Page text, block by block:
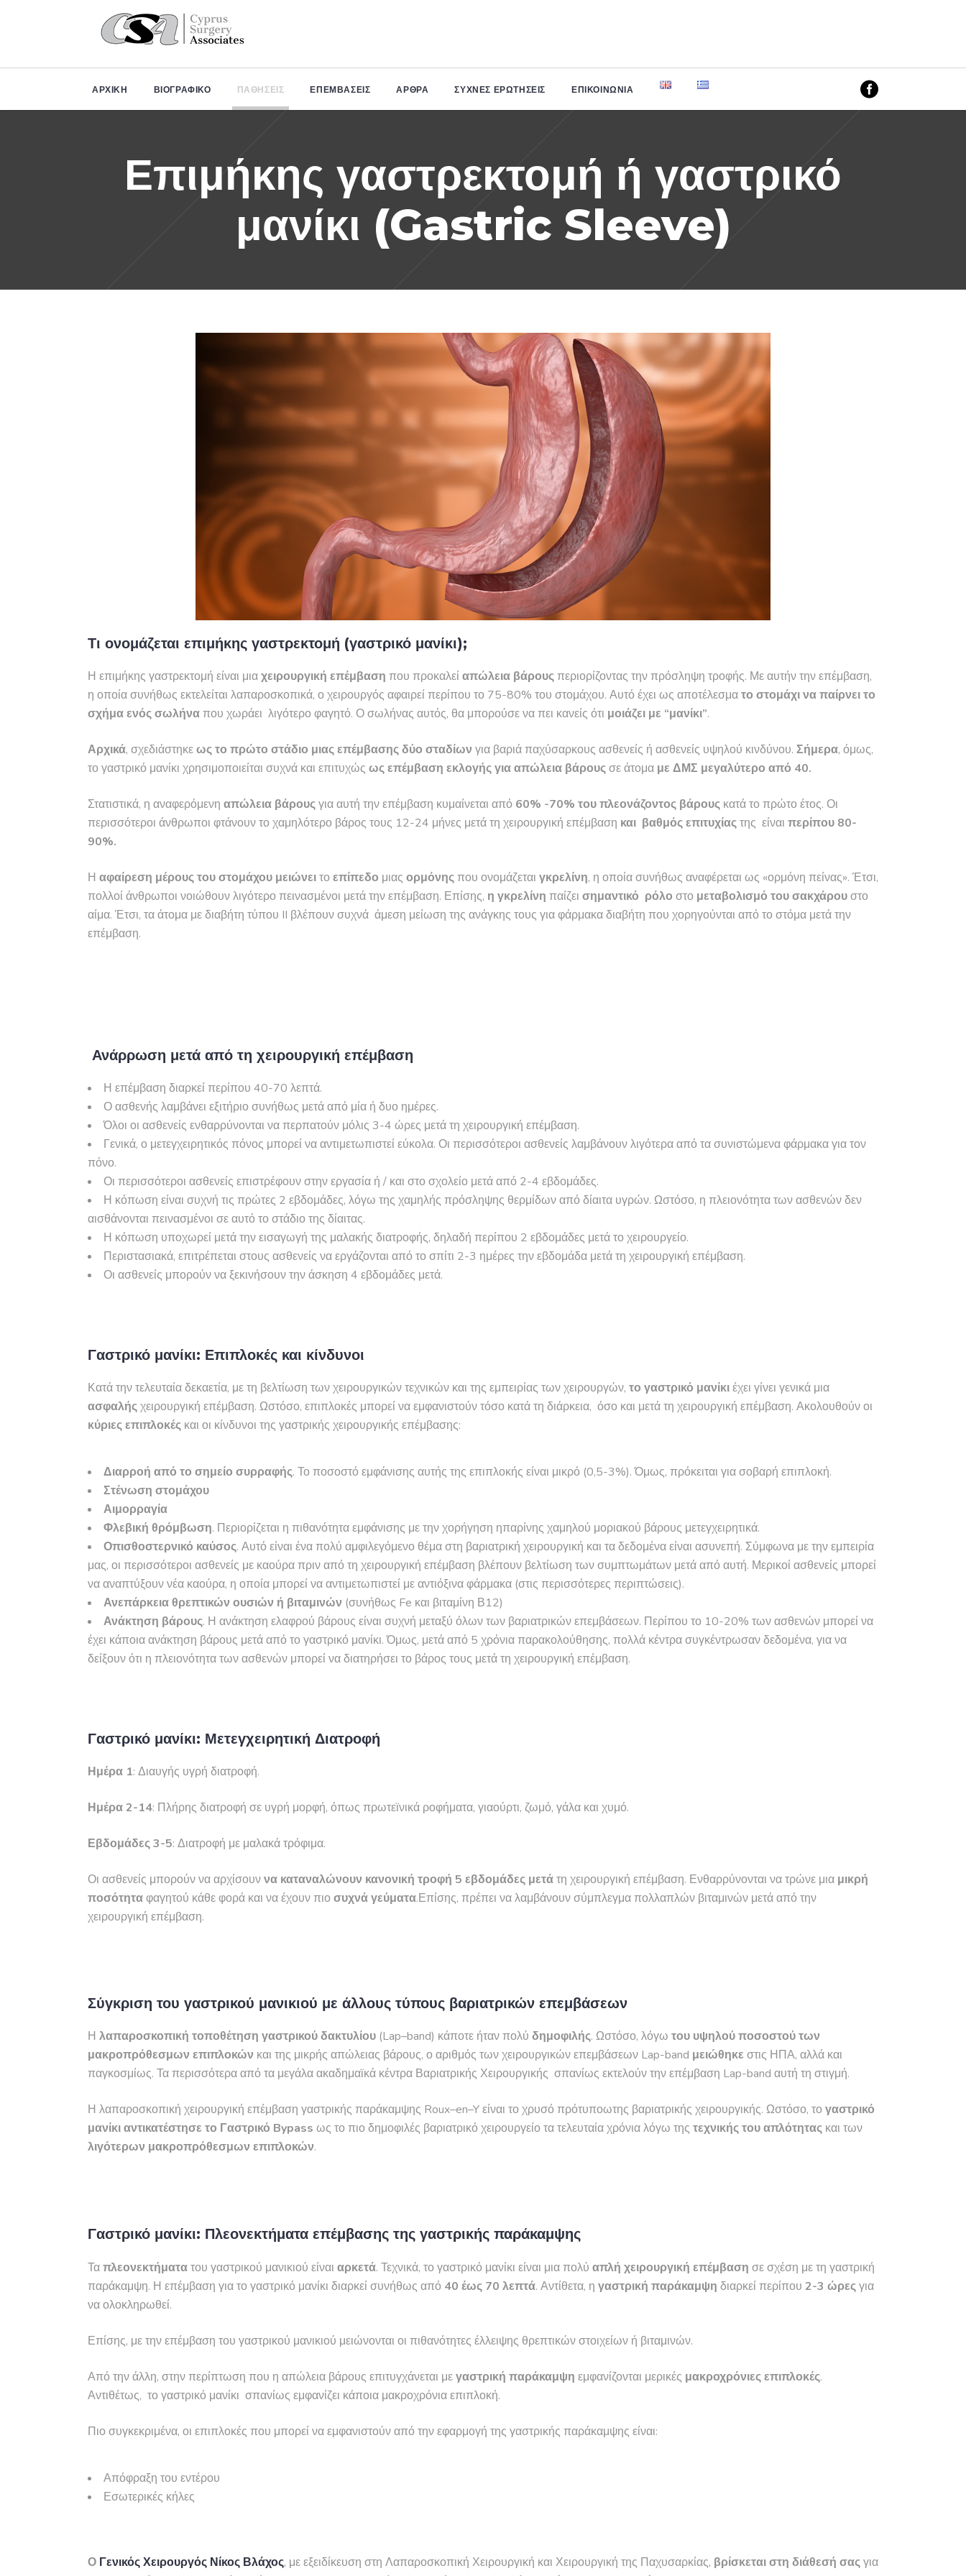
Θεοδώρου Ποταμιάνου 50, Κάτω
ΑΡΧΙΚΗ ΒΙΟΓΡΑΦΙΚΟ ΠΑΘΗΣΕΙΣ ΕΠΕΜΒΑΣΕΙΣ ΆΡΘΡΑ ΣΥΧΝΕΣ ΕΡΩΤΗΣΕΙΣ ΕΠΙΚΟΙΝΩΝΙΑ
Επιμήκης γαστρεκτομή ή γαστρικό
μανίκι (Gastric Sleeve)
Τι ονομάζεται επιμήκης γαστρεκτομή (γαστρικό μανίκι);
Η επιμήκης γαστρεκτομή είναι μιαχειρουργική επέμβαση που προκαλείαπώλεια βάρουςπεριορίζοντας την πρόσληψη τροφής. Με αυτήν την επέμβαση,
η οποία συνήθως εκτελείται λαπαροσκοπικά, ο χειρουργός αφαιρεί περίπου το 75-80% του στομάχου. Αυτό έχει ως αποτέλεσματο στομάχι να παίρνει το
σχήμα ενός σωλήναπου χωράει λιγότερο φαγητό. Ο σωλήνας αυτός, θα μπορούσε να πει κανείς ότι μοιάζει με “μανίκι”.
Αρχικά, σχεδιάστηκεως το πρώτο στάδιο μιας επέμβασης δύο σταδίων για βαριά παχύσαρκους ασθενείς ή ασθενείς υψηλού κινδύνου. Σήμερα, όμως,
το γαστρικό μανίκι χρησιμοποιείται συχνά και επιτυχώς ως επέμβαση εκλογής για απώλεια βάρουςσε άτομα με ΔΜΣ μεγαλύτερο από 40.
Στατιστικά, η αναφερόμενη απώλεια βάρουςγια αυτή την επέμβαση κυμαίνεται από 60% -70% του πλεονάζοντος βάρους κατά το πρώτο έτος. Οι
περισσότεροι άνθρωποι φτάνουν το χαμηλότερο βάρος τους 12-24 μήνες μετά τη χειρουργική επέμβαση και βαθμός επιτυχίαςτης είναι περίπου 80-
90%.
Η αφαίρεση μέρους του στομάχου μειώνειτοεπίπεδο μιας ορμόνηςπου ονομάζεται γκρελίνη, η οποία συνήθως αναφέρεται ως «ορμόνη πείνας». Έτσι,
πολλοί άνθρωποι νοιώθουν λιγότερο πεινασμένοι μετά την επέμβαση. Επίσης, η γκρελίνη παίζει σημαντικό ρόλο στο μεταβολισμό του σακχάρουστο
αίμα. Έτσι, τα άτομα με διαβήτη τύπου II βλέπουν συχνά άμεση μείωση της ανάγκης τους για φάρμακα διαβήτη που χορηγούνται από το στόμα μετά την
επέμβαση.
Ανάρρωση μετά από τη χειρουργική επέμβαση
Η επέμβαση διαρκεί περίπου 40-70 λεπτά.
Ο ασθενής λαμβάνει εξιτήριο συνήθως μετά από μία ή δυο ημέρες.
Όλοι οι ασθενείς ενθαρρύνονται να περπατούν μόλις 3-4 ώρες μετά τη χειρουργική επέμβαση.
Γενικά, ο μετεγχειρητικός πόνος μπορεί να αντιμετωπιστεί εύκολα. Οι περισσότεροι ασθενείς λαμβάνουν λιγότερα από τα συνιστώμενα φάρμακα για τον
πόνο.
Οι περισσότεροι ασθενείς επιστρέφουν στην εργασία ή / και στο σχολείο μετά από 2-4 εβδομάδες.
Η κόπωση είναι συχνή τις πρώτες 2 εβδομάδες, λόγω της χαμηλής πρόσληψης θερμίδων από δίαιτα υγρών. Ωστόσο, η πλειονότητα των ασθενών δεν
αισθάνονται πεινασμένοι σε αυτό το στάδιο της δίαιτας.
Η κόπωση υποχωρεί μετά την εισαγωγή της μαλακής διατροφής, δηλαδή περίπου 2 εβδομάδες μετά το χειρουργείο.
Περιστασιακά, επιτρέπεται στους ασθενείς να εργάζονται από το σπίτι 2-3 ημέρες την εβδομάδα μετά τη χειρουργική επέμβαση.
Οι ασθενείς μπορούν να ξεκινήσουν την άσκηση 4 εβδομάδες μετά.
Γαστρικό μανίκι: Επιπλοκές και κίνδυνοι
Κατά την τελευταία δεκαετία, με τη βελτίωση των χειρουργικών τεχνικών και της εμπειρίας των χειρουργών, το γαστρικό μανίκιέχει γίνει γενικά μια
ασφαλήςχειρουργική επέμβαση. Ωστόσο, επιπλοκές μπορεί να εμφανιστούν τόσο κατά τη διάρκεια, όσο και μετά τη χειρουργική επέμβαση. Ακολουθούν οι
κύριες επιπλοκές και οι κίνδυνοι της γαστρικής χειρουργικής επέμβασης:
Διαρροή από το σημείο συρραφής. Το ποσοστό εμφάνισης αυτής της επιπλοκής είναι μικρό (0,5-3%). Όμως, πρόκειται για σοβαρή επιπλοκή.
Στένωση στομάχου
Αιμορραγία
Φλεβική θρόμβωση. Περιορίζεται η πιθανότητα εμφάνισης με την χορήγηση ηπαρίνης χαμηλού μοριακού βάρους μετεγχειρητικά.
Οπισθοστερνικό καύσος. Αυτό είναι ένα πολύ αμφιλεγόμενο θέμα στη βαριατρική χειρουργική και τα δεδομένα είναι ασυνεπή. Σύμφωνα με την εμπειρία
μας, οι περισσότεροι ασθενείς με καούρα πριν από τη χειρουργική επέμβαση βλέπουν βελτίωση των συμπτωμάτων μετά από αυτή. Μερικοί ασθενείς μπορεί
να αναπτύξουν νέα καούρα, η οποία μπορεί να αντιμετωπιστεί με αντιόξινα φάρμακα (στις περισσότερες περιπτώσεις).
Ανεπάρκεια θρεπτικών ουσιών ή βιταμινών (συνήθως Fe και βιταμίνη Β12)
Ανάκτηση βάρους. Η ανάκτηση ελαφρού βάρους είναι συχνή μεταξύ όλων των βαριατρικών επεμβάσεων. Περίπου το 10-20% των ασθενών μπορεί να
έχει κάποια ανάκτηση βάρους μετά από το γαστρικό μανίκι. Όμως, μετά από 5 χρόνια παρακολούθησης, πολλά κέντρα συγκέντρωσαν δεδομένα, για να
δείξουν ότι η πλειονότητα των ασθενών μπορεί να διατηρήσει το βάρος τους μετά τη χειρουργική επέμβαση.
Γαστρικό μανίκι: Μετεγχειρητική Διατροφή
Ημέρα 1: Διαυγής υγρή διατροφή.
Ημέρα 2-14: Πλήρης διατροφή σε υγρή μορφή, όπως πρωτεϊνικά ροφήματα, γιαούρτι, ζωμό, γάλα και χυμό.
Εβδομάδες 3-5: Διατροφή με μαλακά τρόφιμα.
Οι ασθενείς μπορούν να αρχίσουννα καταναλώνουν κανονική τροφή 5 εβδομάδες μετάτη χειρουργική επέμβαση. Ενθαρρύνονται να τρώνε μια μικρή
ποσότηταφαγητού κάθε φορά και να έχουν πιοσυχνά γεύματα.Επίσης, πρέπει να λαμβάνουν σύμπλεγμα πολλαπλών βιταμινών μετά από την
χειρουργική επέμβαση.
Σύγκριση του γαστρικού μανικιού με άλλους τύπους βαριατρικών επεμβάσεων
Η λαπαροσκοπική τοποθέτηση γαστρικού δακτυλίου (Lap–band) κάποτε ήταν πολύ δημοφιλής. Ωστόσο, λόγω του υψηλού ποσοστού των
μακροπρόθεσμων επιπλοκών και της μικρής απώλειας βάρους, ο αριθμός των χειρουργικών επεμβάσεων Lap-band μειώθηκε στις ΗΠΑ, αλλά και
παγκοσμίως. Τα περισσότερα από τα μεγάλα ακαδημαϊκά κέντρα Βαριατρικής Χειρουργικής σπανίως εκτελούν την επέμβαση Lap-band αυτή τη στιγμή.
Η λαπαροσκοπική χειρουργική επέμβαση γαστρικής παράκαμψης Roux–en–Y είναι το χρυσό πρότυποωτης βαριατρικής χειρουργικής. Ωστόσο, τογαστρικό
μανίκιαντικατέστησε το Γαστρικό Bypass ως το πιο δημοφιλές βαριατρικό χειρουργείο τα τελευταία χρόνια λόγω της τεχνικής του απλότητας και των
λιγότερων μακροπρόθεσμων επιπλοκών.
Γαστρικό μανίκι: Πλεονεκτήματα επέμβασης της γαστρικής παράκαμψης
Ταπλεονεκτήματατου γαστρικού μανικιού είναι αρκετά. Τεχνικά, το γαστρικό μανίκι είναι μια πολύ απλή χειρουργική επέμβαση σε σχέση με τη γαστρική
παράκαμψη. Η επέμβαση για το γαστρικό μανίκι διαρκεί συνήθως από 40 έως 70 λεπτά. Αντίθετα, η γαστρική παράκαμψη διαρκεί περίπου 2-3 ώρεςγια
να ολοκληρωθεί.
Επίσης, με την επέμβαση του γαστρικού μανικιού μειώνονται οι πιθανότητες έλλειψης θρεπτικών στοιχείων ή βιταμινών.
Από την άλλη, στην περίπτωση που η απώλεια βάρους επιτυγχάνεται μεγαστρική παράκαμψη εμφανίζονται μερικές μακροχρόνιες επιπλοκές.
Αντιθέτως, το γαστρικό μανίκι σπανίως εμφανίζει κάποια μακροχρόνια επιπλοκή.
Πιο συγκεκριμένα, οι επιπλοκές που μπορεί να εμφανιστούν από την εφαρμογή της γαστρικής παράκαμψης είναι:
Απόφραξη του εντέρου
Εσωτερικές κήλες
Ο Γενικός Χειρουργός Νίκος Βλάχος, με εξειδίκευση στη Λαπαροσκοπική Χειρουργική και Χειρουργική της Παχυσαρκίας, βρίσκεται στη διάθεσή σαςγια